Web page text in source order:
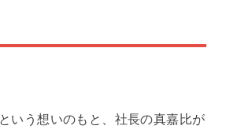
いう想いのもと、社長の真嘉比が